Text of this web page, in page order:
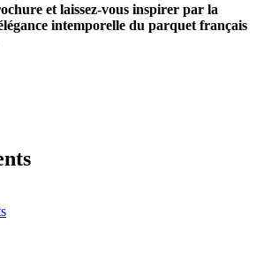
et laissez-vous inspirer par la
intemporelle du parquet français